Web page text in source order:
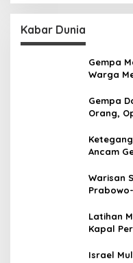
Kabar Dunia
Gempa
Warga
Gempa
Orang,
Ancam
Warisan
Latihan
Kapal
Israel